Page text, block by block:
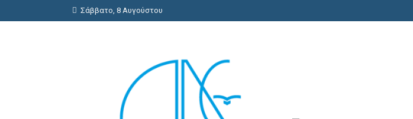
Σάββατο, 8 Αυγούστου